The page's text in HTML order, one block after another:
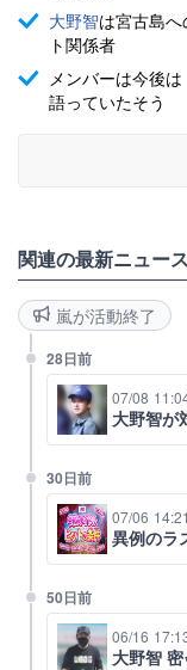
大野智は宮古島
ト関係者
メンバーは今後
語っていたそう
関連の最新ニュース
嵐が活動終了
28日前
07/08
大野智が
30日前
07/06 14:21
異例のラ
50日前
06/16
大野智